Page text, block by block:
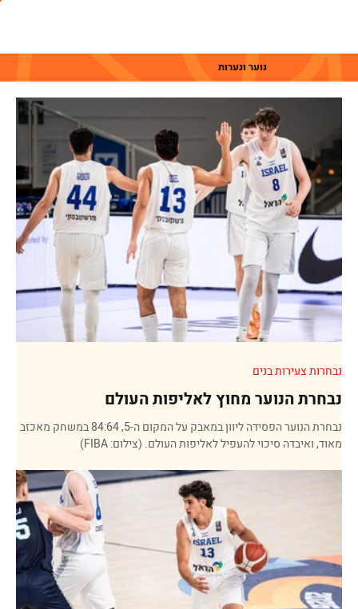
נוער ונערות
נבחרת הנוער מחוץ לאליפות העולם
נבחרת הנוער הפסידה ליוון במאבק על המקום ה-5, 84:64 במשחק מאכזב
מאוד, ואיבדה סיכוי להעפיל לאליפות העולם. (צילום: FIBA)
נבחרות צעירות בנים